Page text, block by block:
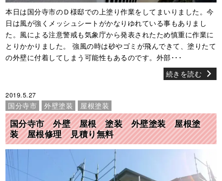
本日は国分寺市のＤ様邸での上塗り作業をしてまいりました。今
日は風が強くメッシュシートがかなりゆれている事もありまし
た。風による注意警戒も気象庁から発表されたため慎重に作業に
とりかかりました。 強風の時は砂やゴミが飛んできて、塗りたて
の外壁に付着してしまう可能性もあるのです。外部･･･
続きを読む
2019.5.27
国分寺市 外壁塗装 屋根塗装
国分寺市 外壁 屋根 塗装 外壁塗装 屋根塗
装 屋根修理 見積り無料